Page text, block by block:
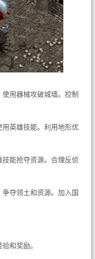
用器械攻破城墙。控制
英雄技能。利用地形优
能抢夺资源。合理反侦
夺领土和资源。加入国
和奖励。